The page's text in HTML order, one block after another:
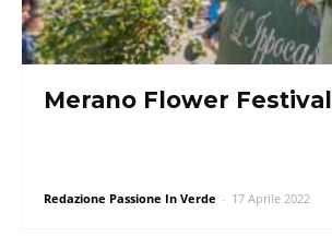
Merano Flower Festival
Redazione Passione In Verde - 17 Aprile 2022